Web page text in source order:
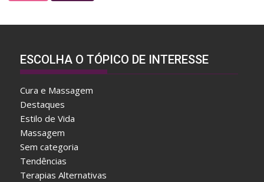
ESCOLHA O TÓPICO DE INTERESSE
Cura e Massagem
Destaques
Estilo de Vida
Massagem
Sem categoria
Tendências
Terapias Alternativas